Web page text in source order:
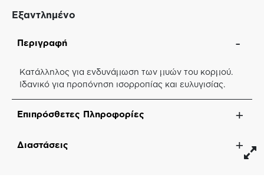
Εξαντλημένο
Περιγραφή
Κατάλληλος για ενδυνάμωση των μυών του κορμού.
Ιδανικό για προπόνηση ισορροπίας και ευλυγισίας.
Επιπρόσθετες Πληροφορίες
Διαστάσεις